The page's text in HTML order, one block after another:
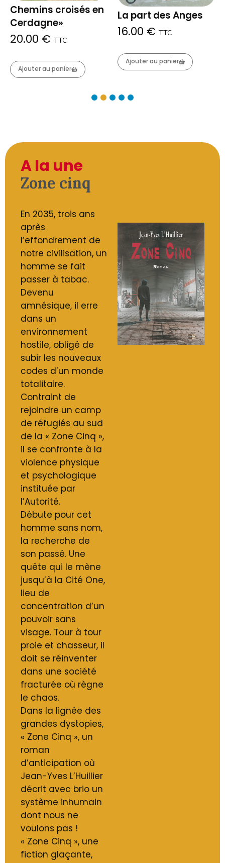
Chemins croisés en
Cerdagne»
20.00 € TTC
Ajouter au panier
La part des Anges
16.00 € TTC
Ajouter au panier
A la une
Zone cinq
En 2035, trois ans
après
l’effondrement de
notre civilisation, un
homme se fait
passer à tabac.
Devenu
amnésique, il erre
dans un
environnement
hostile, obligé de
subir les nouveaux
codes d’un monde
totalitaire.
Contraint de
rejoindre un camp
de réfugiés au sud
de la « Zone Cinq »,
il se confronte à la
violence physique
et psychologique
instituée par
l’Autorité.
Débute pour cet
homme sans nom,
la recherche de
son passé. Une
quête qui le mène
jusqu’à la Cité One,
lieu de
concentration d’un
pouvoir sans
visage. Tour à tour
proie et chasseur, il
doit se réinventer
dans une société
fracturée où règne
le chaos.
Dans la lignée des
grandes dystopies,
« Zone Cinq », un
roman
d’anticipation où
Jean-Yves L’Huillier
décrit avec brio un
système inhumain
dont nous ne
voulons pas !
« Zone Cinq », une
fiction glaçante,